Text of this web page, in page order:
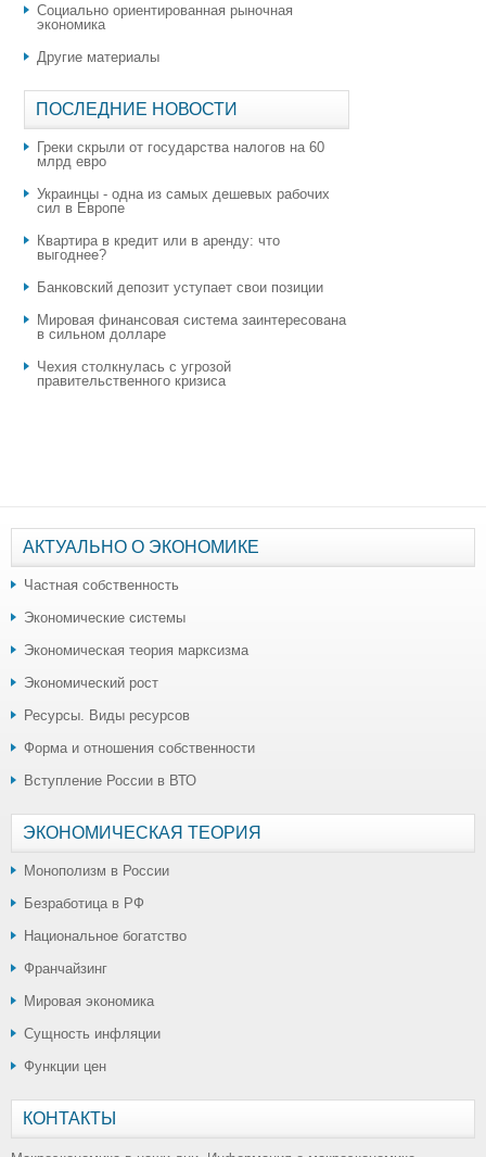
Социально ориентированная рыночная
экономика
Другие материалы
ПОСЛЕДНИЕ НОВОСТИ
Греки скрыли от государства налогов на 60
млрд евро
Украинцы - одна из самых дешевых рабочих
сил в Европе
Квартира в кредит или в аренду: что
выгоднее?
​Банковский депозит уступает свои позиции
Мировая финансовая система заинтересована
в сильном долларе
Чехия столкнулась с угрозой
правительственного кризиса
АКТУАЛЬНО О ЭКОНОМИКЕ
Частная собственность
Экономические системы
Экономическая теория марксизма
Экономический рост
Ресурсы. Виды ресурсов
Форма и отношения собственности
Вступление России в ВТО
ЭКОНОМИЧЕСКАЯ ТЕОРИЯ
Монополизм в России
Безработица в РФ
Национальное богатство
Франчайзинг
Мировая экономика
Сущность инфляции
Функции цен
КОНТАКТЫ